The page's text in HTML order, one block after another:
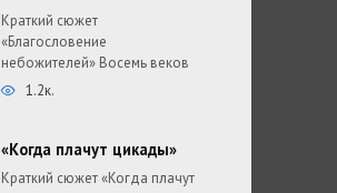
Краткий сюжет
«Благословение
небожителей» Восемь веков
1.2к.
«Когда плачут цикады»
Краткий сюжет «Когда плачут